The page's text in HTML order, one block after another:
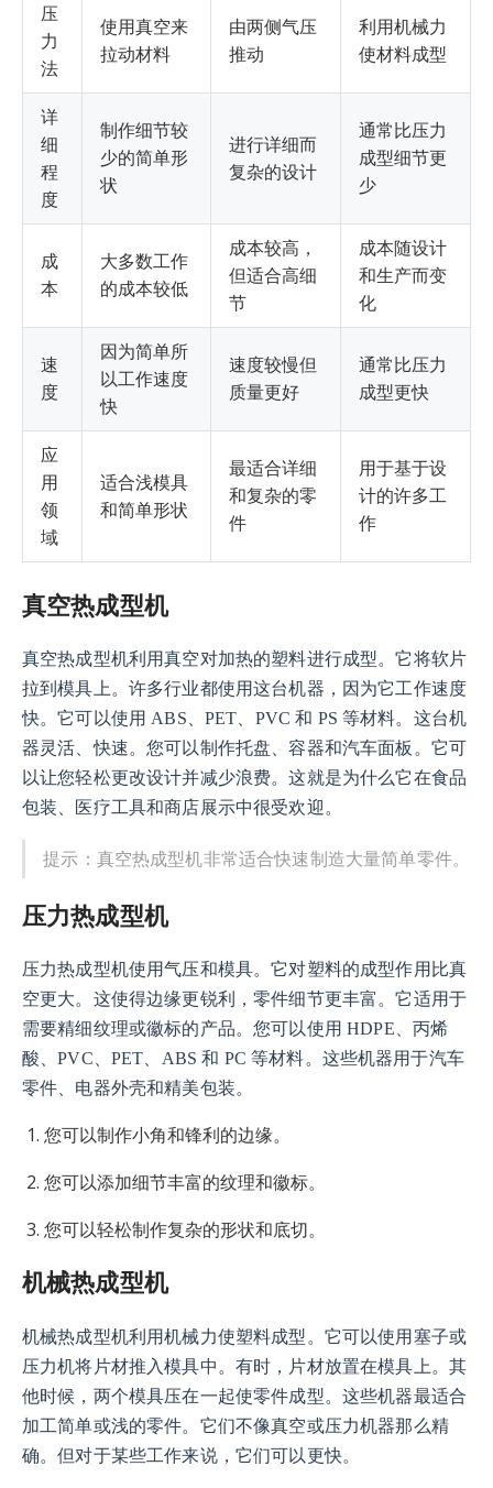
压
力
法
使用真空来
拉动材料
由两侧气压
推动
利用机械力
使材料成型
详
细
程
度
制作细节较
少的简单形
状
进行详细而
复杂的设计
通常比压力
成型细节更
少
成
本
大多数工作
的成本较低
成本较高，
但适合高细
节
成本随设计
和生产而变
化
速
度
因为简单所
以工作速度
快
速度较慢但
质量更好
通常比压力
成型更快
应
用
领
域
适合浅模具
和简单形状
最适合详细
和复杂的零
件
用于基于设
计的许多工
作
真空热成型机
真空热成型机利用真空对加热的塑料进行成型。它将软片
拉到模具上。许多行业都使用这台机器，因为它工作速度
快。它可以使用 ABS、PET、PVC 和 PS 等材料。这台机
器灵活、快速。您可以制作托盘、容器和汽车面板。它可
以让您轻松更改设计并减少浪费。这就是为什么它在食品
包装、医疗工具和商店展示中很受欢迎。
提示：真空热成型机非常适合快速制造大量简单零件。
压力热成型机
压力热成型机使用气压和模具。它对塑料的成型作用比真
空更大。这使得边缘更锐利，零件细节更丰富。它适用于
需要精细纹理或徽标的产品。您可以使用 HDPE、丙烯
酸、PVC、PET、ABS 和 PC 等材料。这些机器用于汽车
零件、电器外壳和精美包装。
您可以制作小角和锋利的边缘。
您可以添加细节丰富的纹理和徽标。
您可以轻松制作复杂的形状和底切。
机械热成型机
机械热成型机利用机械力使塑料成型。它可以使用塞子或
压力机将片材推入模具中。有时，片材放置在模具上。其
他时候，两个模具压在一起使零件成型。这些机器最适合
加工简单或浅的零件。它们不像真空或压力机器那么精
确。但对于某些工作来说，它们可以更快。